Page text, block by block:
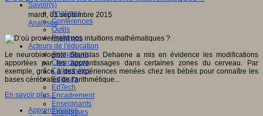
Savoir(s)
Analyses
Conférences
Outils
Pratiques
Acteurs de l'éducation
Animateurs
Chercheurs
Collectivités
Editeurs
EdTech
Encadrement
Enseignants
Entreprises
mardi, 01 septembre 2015
Analyses
Le neurobiologiste Stanislas Dehaene a mis en évidence les modifications
apportées par les apprentissages dans certaines zones du cerveau. Par
exemple, grâce à des expériences menées chez les bébés pour connaître les
bases cérébrales de l'arithmétique...
En savoir plus...
Apprentissages